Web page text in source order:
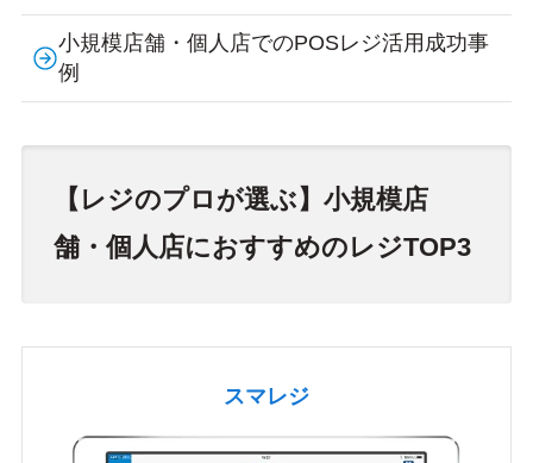
小規模店舗・個人店でのPOSレジ活用成功事
例
【レジのプロが選ぶ】小規模店
舗・個人店におすすめのレジTOP3
スマレジ